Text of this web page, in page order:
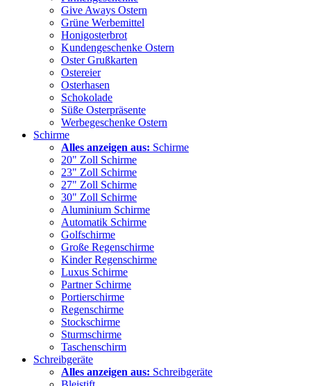
Give Aways Ostern
Grüne Werbemittel
Honigosterbrot
Kundengeschenke Ostern
Oster Grußkarten
Ostereier
Osterhasen
Schokolade
Süße Osterpräsente
Werbegeschenke Ostern
Schirme
Alles anzeigen aus: Schirme
20" Zoll Schirme
23" Zoll Schirme
27" Zoll Schirme
30" Zoll Schirme
Aluminium Schirme
Automatik Schirme
Golfschirme
Große Regenschirme
Kinder Regenschirme
Luxus Schirme
Partner Schirme
Portierschirme
Regenschirme
Stockschirme
Sturmschirme
Taschenschirm
Schreibgeräte
Alles anzeigen aus: Schreibgeräte